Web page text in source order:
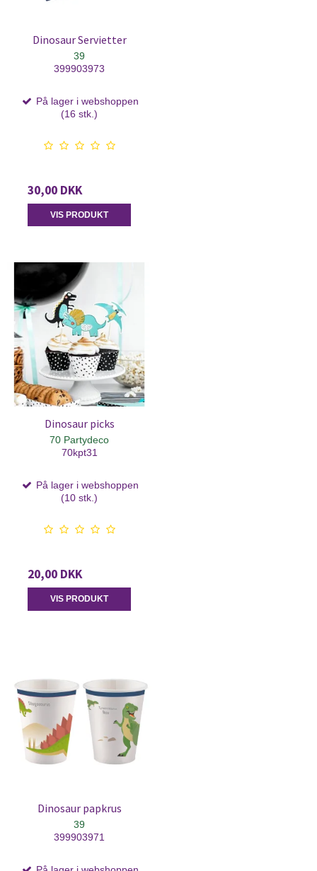
Dinosaur Servietter
39
399903973
På lager i webshoppen
(16 stk.)
30,00 DKK
VIS PRODUKT
Dinosaur picks
70 Partydeco
70kpt31
På lager i webshoppen
(10 stk.)
20,00 DKK
VIS PRODUKT
Dinosaur papkrus
39
399903971